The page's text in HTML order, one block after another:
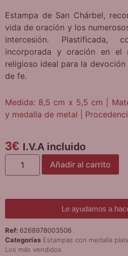
Estampa de San Chárbel,
vida de oración y los
intercesión. Plastificada,
incorporada y oración en el
religioso ideal para la
de fe.
Medida: 8,5 cm x 5,5 cm |
y medalla de metal |
3€ I.V.A incluido
Añadir al carrito
Le ayudamos a
Ref: 6268978003506
Categorías Estampas con medalla
Los más vendidos